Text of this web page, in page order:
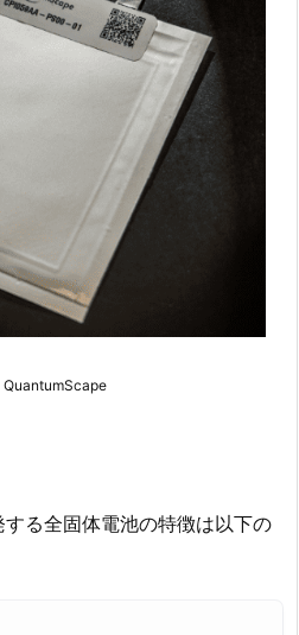
QuantumScape
る全固体電池の特徴は以下の